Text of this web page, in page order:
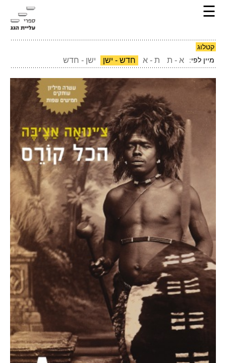
☰
קטלוג
מיין לפי:
א - ת ת - א חדש - ישן ישן - חדש